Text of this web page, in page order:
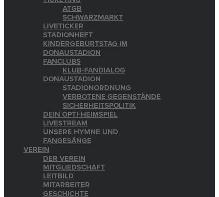
ATGB
SCHWARZMARKT
LIVETICKER
STADIONHEFT
KINDERGEBURTSTAG IM
DONAUSTADION
FANCLUBS
KLUB-FANDIALOG
DONAUSTADION
STADIONORDNUNG
VERBOTENE GEGENSTÄNDE
SICHERHEITSPOLITIK
DEIN OPTI-HEIMSPIEL
LIVESTREAM
UNSERE HYMNE UND
FANGESÄNGE
VEREIN
DER VEREIN
MITGLIEDSCHAFT
LEITBILD
MITARBEITER
GESCHICHTE